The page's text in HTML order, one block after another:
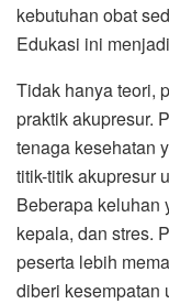
kebutuhan obat
Edukasi ini
Tidak hanya teori,
praktik akupresur.
tenaga kesehatan
titik-titik akupresur
Beberapa keluhan
kepala, dan stres.
peserta lebih
diberi kesempatan